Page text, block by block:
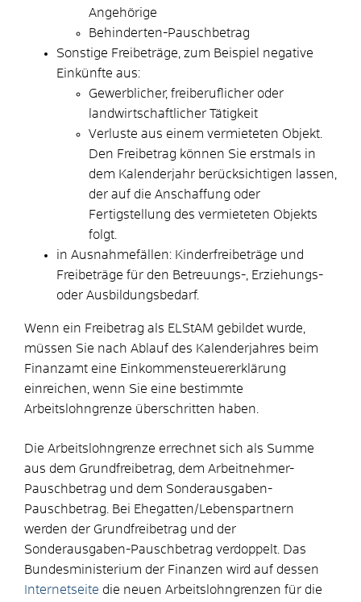
Angehörige
Behinderten-Pauschbetrag
Sonstige Freibeträge , zum Beispiel negative
Einkünfte aus:
Gewerblicher, freiberuflicher oder
landwirtschaftlicher Tätigkeit
Verluste aus einem vermieteten Objekt.
Den Freibetrag können Sie erstmals in
dem Kalenderjahr berücksichtigen lassen,
der auf die Anschaffung oder
Fertigstellung des vermieteten Objekts
folgt.
in Ausnahmefällen: Kinderfreibeträge und
Freibeträge für den Betreuungs-, Erziehungs-
oder Ausbildungsbedarf.
Wenn ein Freibetrag als ELStAM gebildet wurde,
müssen Sie nach Ablauf des Kalenderjahres beim
Finanzamt eine Einkommensteuererklärung
einreichen, wenn Sie eine bestimmte
Arbeitslohngrenze überschritten haben.
Die Arbeitslohngrenze errechnet sich als Summe
aus dem Grundfreibetrag, dem Arbeitnehmer-
Pauschbetrag und dem Sonderausgaben-
Pauschbetrag. Bei Ehegatten/Lebenspartnern
werden der Grundfreibetrag und der
Sonderausgaben-Pauschbetrag verdoppelt. Das
Bundesministerium der Finanzen wird auf dessen
Internetseite die neuen Arbeitslohngrenzen für die